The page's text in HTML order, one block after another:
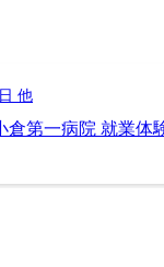
他
倉第一病院 就業体